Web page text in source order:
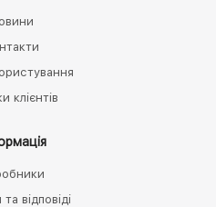
клієнтів
відповіді